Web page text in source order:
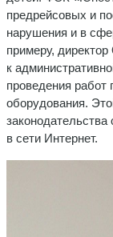
предрейсовых и
нарушения и в
примеру,
к
проведения работ
оборудования.
в сети Интернет.